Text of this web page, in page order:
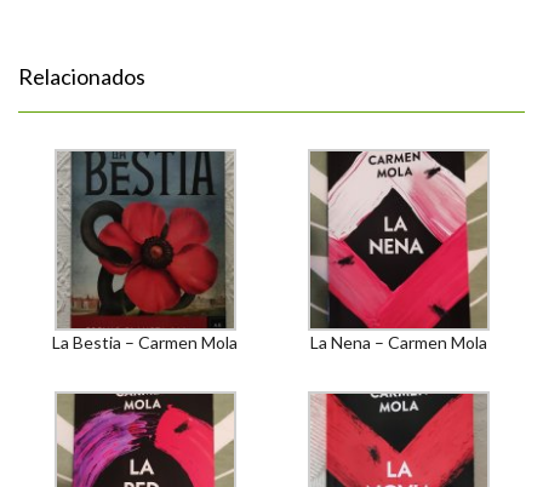
Relacionados
La Bestia – Carmen Mola La Nena – Carmen Mola